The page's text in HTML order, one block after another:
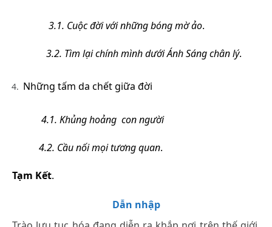
3.1. Cuộc đời với những bóng mờ ảo.
3.2. Tìm lại chính mình dưới Ánh Sáng chân lý.
Những tấm da chết giữa đời
4.1. Khủng hoảng con người
4.2. Cầu nối mọi tương quan.
Tạm Kết.
Dẫn nhập